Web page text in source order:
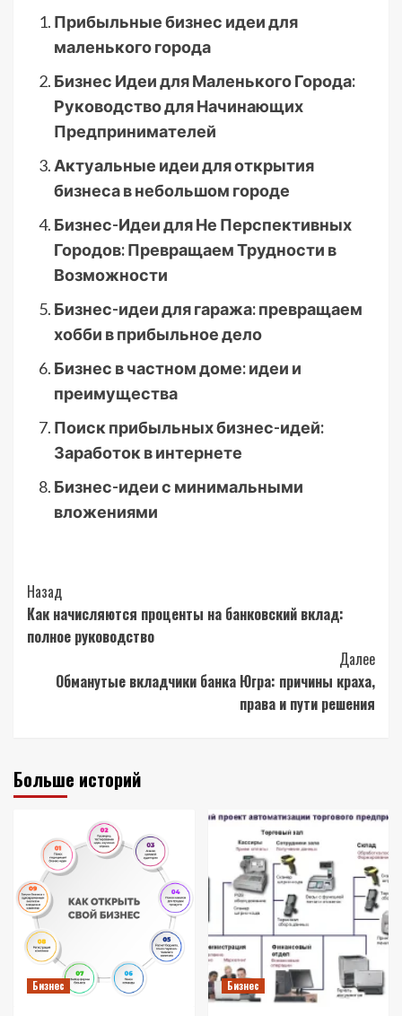
Прибыльные бизнес идеи для
маленького города
Бизнес Идеи для Маленького Города:
Руководство для Начинающих
Предпринимателей
Актуальные идеи для открытия
бизнеса в небольшом городе
Бизнес-Идеи для Не Перспективных
Городов: Превращаем Трудности в
Возможности
Бизнес-идеи для гаража: превращаем
хобби в прибыльное дело
Бизнес в частном доме: идеи и
преимущества
Поиск прибыльных бизнес-идей:
Заработок в интернете
Бизнес-идеи с минимальными
вложениями
Post
Navigation
Назад
Как начисляются проценты на банковский вклад:
полное руководство
Далее
Обманутые вкладчики банка Югра: причины краха,
права и пути решения
Больше историй
Бизнес Бизнес